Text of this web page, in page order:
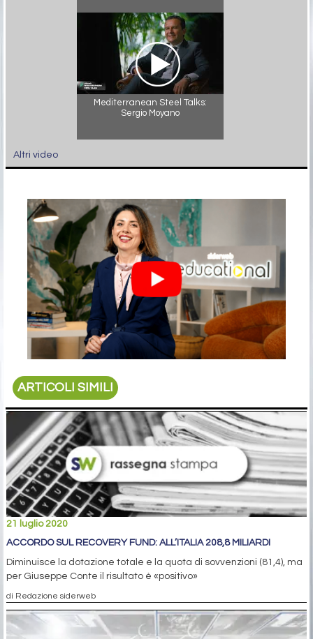
Mediterranean Steel Talks:
Sergio Moyano
Altri video
ARTICOLI SIMILI
21 luglio 2020
ACCORDO SUL RECOVERY FUND: ALL’ITALIA 208,8 MILIARDI
Diminuisce la dotazione totale e la quota di sovvenzioni (81,4), ma
per Giuseppe Conte il risultato è «positivo»
di Redazione siderweb